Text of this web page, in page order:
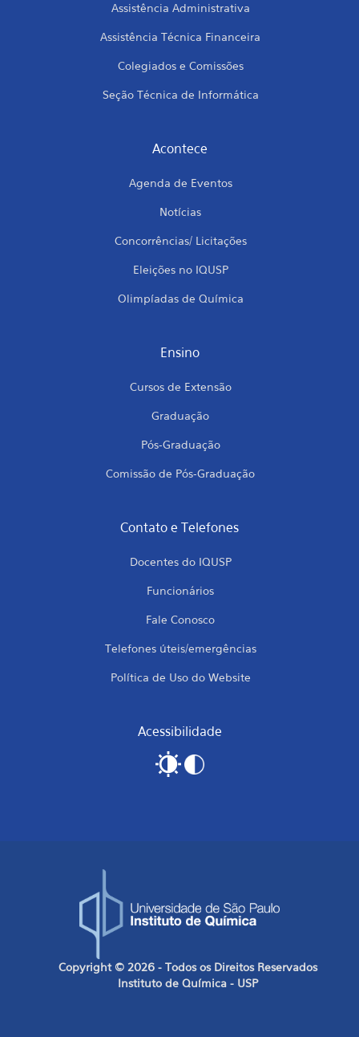
Assistência Administrativa
Assistência Técnica Financeira
Colegiados e Comissões
Seção Técnica de Informática
Acontece
Agenda de Eventos
Notícias
Concorrências/ Licitações
Eleições no IQUSP
Olimpíadas de Química
Ensino
Cursos de Extensão
Graduação
Pós-Graduação
Comissão de Pós-Graduação
Contato e Telefones
Docentes do IQUSP
Funcionários
Fale Conosco
Telefones úteis/emergências
Política de Uso do Website
Acessibilidade
Copyright © 2026 - Todos os Direitos Reservados
Instituto de Química - USP